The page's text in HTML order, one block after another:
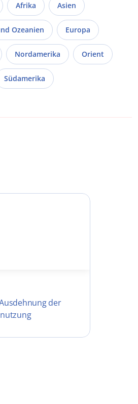
Afrika Asien
Ozeanien Europa
Nordamerika Orient
Südamerika
der